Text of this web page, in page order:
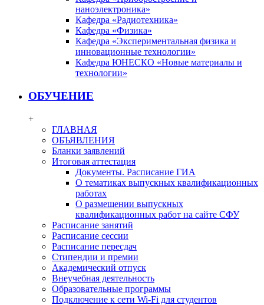
наноэлектроника»
Кафедра «Радиотехника»
Кафедра «Физика»
Кафедра «Экспериментальная физика и
инновационные технологии»
Кафедра ЮНЕСКО «Новые материалы и
технологии»
ОБУЧЕНИЕ
+
ГЛАВНАЯ
ОБЪЯВЛЕНИЯ
Бланки заявлений
Итоговая аттестация
Документы. Расписание ГИА
О тематиках выпускных квалификационных
работах
О размещении выпускных
квалификационных работ на сайте СФУ
Расписание занятий
Расписание сессии
Расписание пересдач
Стипендии и премии
Академический отпуск
Внеучебная деятельность
Образовательные программы
Подключение к сети Wi-Fi для студентов